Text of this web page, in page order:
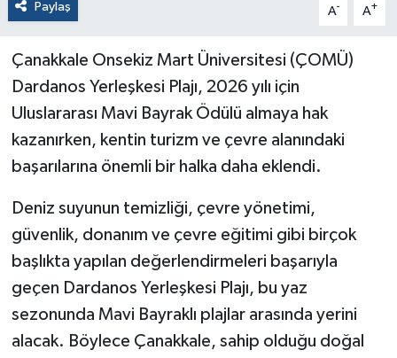
Paylaş A- A+
Çanakkale Onsekiz Mart Üniversitesi (ÇOMÜ)
Dardanos Yerleşkesi Plajı, 2026 yılı için
Uluslararası Mavi Bayrak Ödülü almaya hak
kazanırken, kentin turizm ve çevre alanındaki
başarılarına önemli bir halka daha eklendi.
Deniz suyunun temizliği, çevre yönetimi,
güvenlik, donanım ve çevre eğitimi gibi birçok
başlıkta yapılan değerlendirmeleri başarıyla
geçen Dardanos Yerleşkesi Plajı, bu yaz
sezonunda Mavi Bayraklı plajlar arasında yerini
alacak. Böylece Çanakkale, sahip olduğu doğal